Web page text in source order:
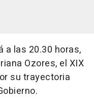
a las 20.30 horas,
Ozores, el XIX
su trayectoria